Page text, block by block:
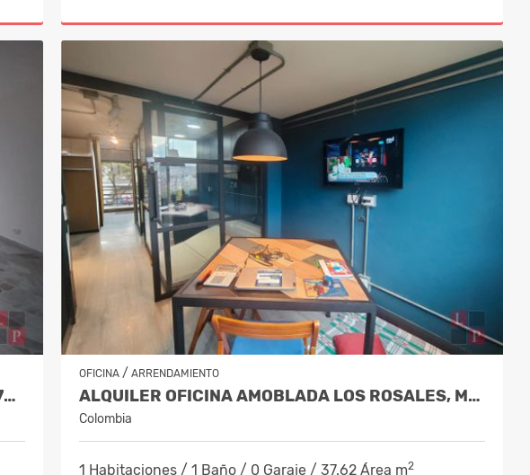
ALQUILER OFICINA CENTRO MANIZALES, COD. 7632681
OFICINA / ARRENDAMIENTO
ALQUILER OFICINA AMOBLADA LOS ROSALES, MANIZALES, COD 10003592
Colombia
1 Habitaciones / 1 Baño / 0 Garaje / 37.62 Área m2